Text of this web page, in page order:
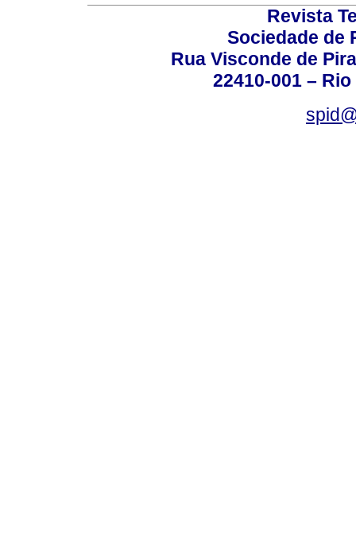
Revista
Sociedade de
Rua Visconde de
22410-001 –